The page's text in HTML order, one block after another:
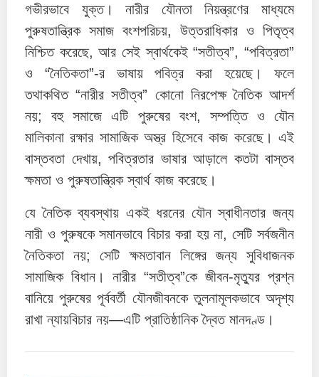
গভীরভাবে যুক্ত। নারীর যৌনতা নিয়ন্ত্রণের মাধ্যমে
পুরুষতান্ত্রিক সমাজ বংশপরিচয়, উত্তরাধিকার ও পিতৃত্ব
নিশ্চিত করেছে, আর সেই স্বার্থকেই “সতীত্ব”, “পবিত্রতা”
ও “নৈতিকতা”-র ভাষায় পবিত্র করা হয়েছে। ফলে
তথাকথিত “নারীর সতীত্ব” কোনো নিরপেক্ষ নৈতিক আদর্শ
নয়; বহু সমাজে এটি পুরুষের বংশ, সম্পত্তি ও যৌন
মালিকানা রক্ষার সামাজিক অস্ত্র হিসেবে কাজ করেছে। এই
বাস্তবতা দেখায়, পবিত্রতার ভাষার আড়ালে কতটা বাস্তব
ক্ষমতা ও পুরুষতান্ত্রিক স্বার্থ কাজ করেছে।
যে নৈতিক ব্যবস্থায় একই ধরনের যৌন স্বাধীনতার জন্য
নারী ও পুরুষকে সমানভাবে বিচার করা হয় না, সেটি সর্বজনীন
নৈতিকতা নয়; সেটি ক্ষমতাবান লিঙ্গের জন্য সুবিধাজনক
সামাজিক বিধান। নারীর “সতীত্ব”কে জীবন-মৃত্যুর প্রশ্ন
বানিয়ে পুরুষের পূর্ববর্তী যৌনজীবনকে তুলনামূলকভাবে অদৃশ্য
রাখা ন্যায়বিচার নয়—এটি প্রাতিষ্ঠানিক দ্বৈত মানদণ্ড।